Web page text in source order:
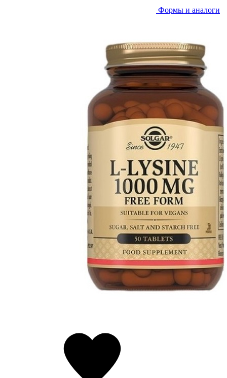
Формы и аналоги